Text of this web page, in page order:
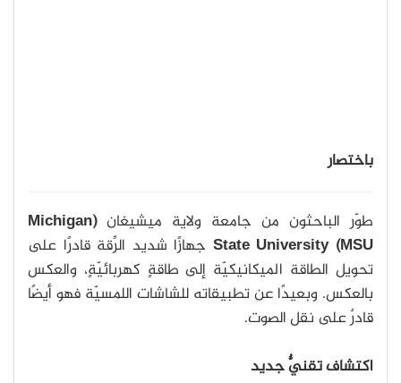
باختصار
طوّر الباحثون من جامعة ولاية ميشيغان(
Michigan
State University (MSU جهازًا شديد الرِّقة قادرًا على
تحويل الطاقة الميكانيكيّة إلى طاقةٍ كهربائيّةٍ، والعكس
بالعكس. وبعيدًا عن تطبيقاته للشاشات اللمسيّة فهو أيضًا
قادرٌ على نقل الصوت.
اكتشاف تقنيٌّ جديد